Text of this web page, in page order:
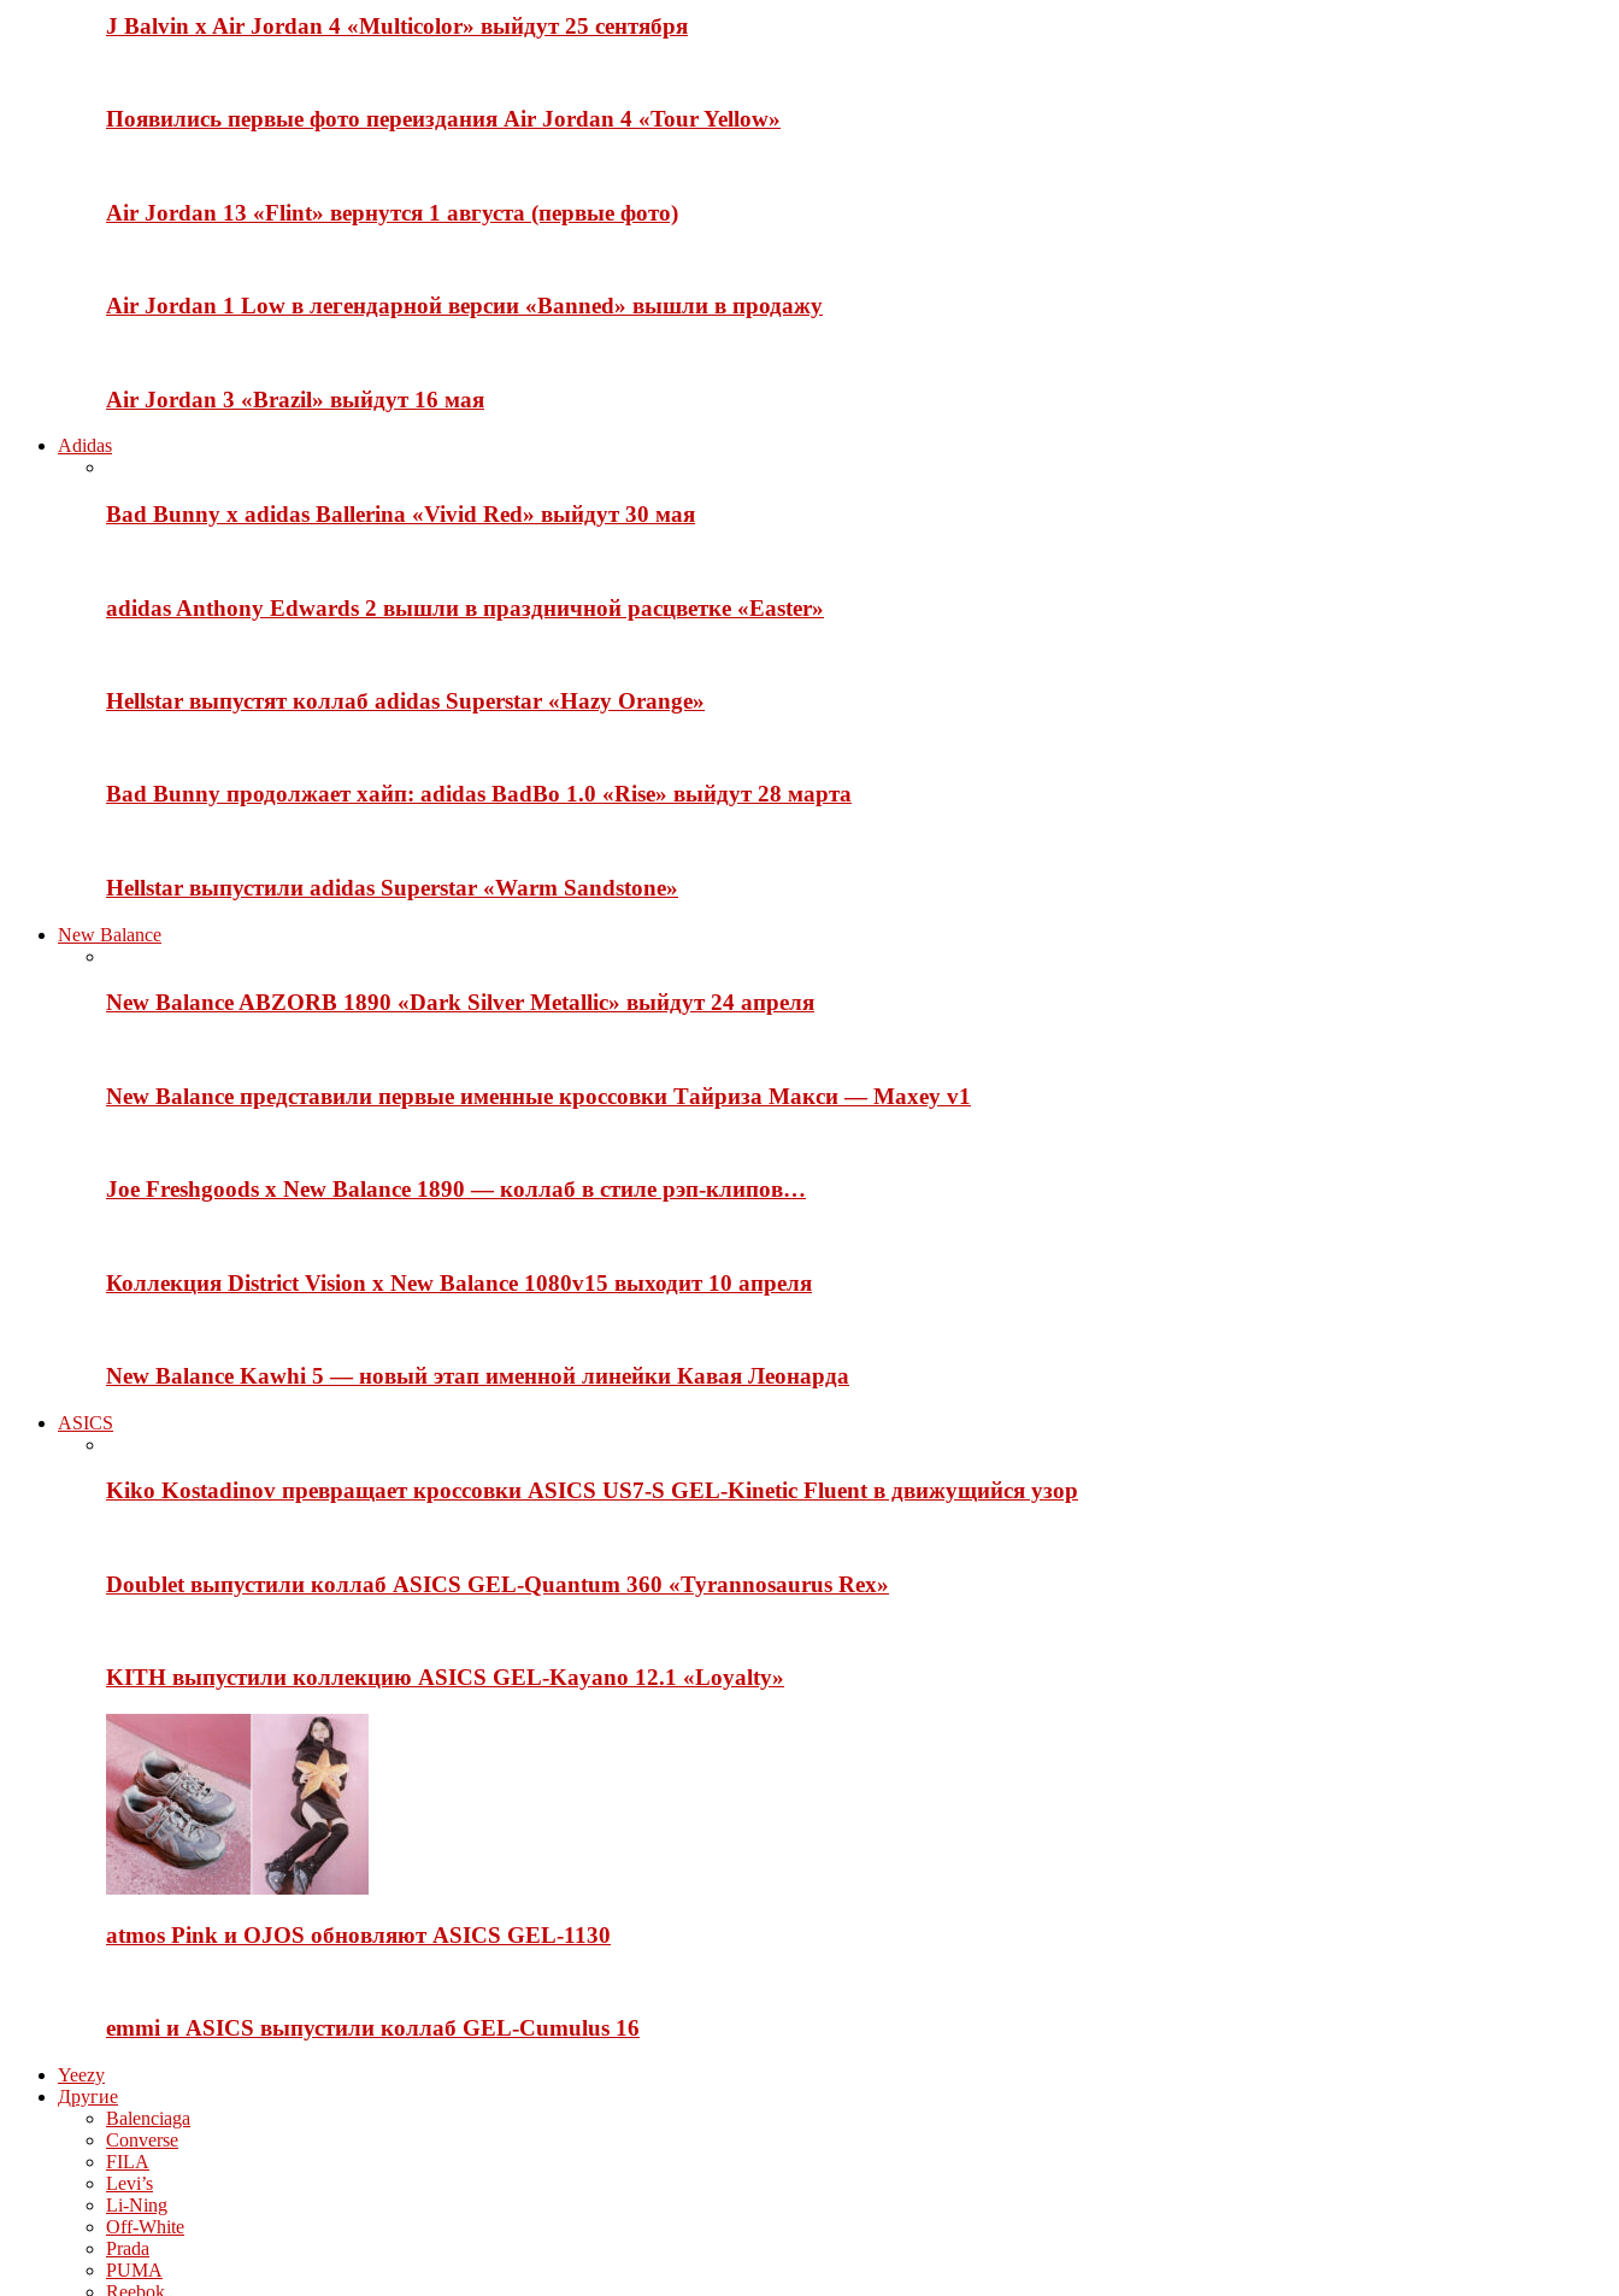
J Balvin x Air Jordan 4 «Multicolor» выйдут 25 сентября
Появились первые фото переиздания Air Jordan 4 «Tour Yellow»
Air Jordan 13 «Flint» вернутся 1 августа (первые фото)
Air Jordan 1 Low в легендарной версии «Banned» вышли в продажу
Air Jordan 3 «Brazil» выйдут 16 мая
Adidas
Bad Bunny x adidas Ballerina «Vivid Red» выйдут 30 мая
adidas Anthony Edwards 2 вышли в праздничной расцветке «Easter»
Hellstar выпустят коллаб adidas Superstar «Hazy Orange»
Bad Bunny продолжает хайп: adidas BadBo 1.0 «Rise» выйдут 28 марта
Hellstar выпустили adidas Superstar «Warm Sandstone»
New Balance
New Balance ABZORB 1890 «Dark Silver Metallic» выйдут 24 апреля
New Balance представили первые именные кроссовки Тайриза Макси — Maxey v1
Joe Freshgoods x New Balance 1890 — коллаб в стиле рэп-клипов…
Коллекция District Vision x New Balance 1080v15 выходит 10 апреля
New Balance Kawhi 5 — новый этап именной линейки Кавая Леонарда
ASICS
Kiko Kostadinov превращает кроссовки ASICS US7-S GEL-Kinetic Fluent в движущийся узор
Doublet выпустили коллаб ASICS GEL-Quantum 360 «Tyrannosaurus Rex»
KITH выпустили коллекцию ASICS GEL-Kayano 12.1 «Loyalty»
atmos Pink и OJOS обновляют ASICS GEL-1130
emmi и ASICS выпустили коллаб GEL-Cumulus 16
Yeezy
Другие
Balenciaga
Converse
FILA
Levi’s
Li-Ning
Off-White
Prada
PUMA
Reebok